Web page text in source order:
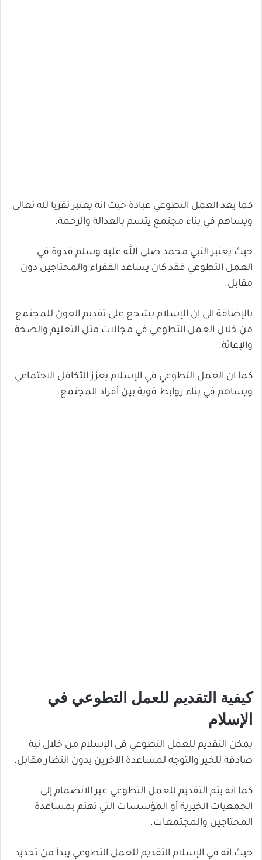
كما يعد العمل التطوعي عبادة حيث انه يعتبر تقربا لله تعالى
ويساهم في بناء مجتمع يتسم بالعدالة والرحمة.
حيث يعتبر النبي محمد صلى الله عليه وسلم قدوة في
العمل التطوعي فقد كان يساعد الفقراء والمحتاجين دون
مقابل.
بالإضافة الى ان الإسلام يشجع على تقديم العون للمجتمع
من خلال العمل التطوعي في مجالات مثل التعليم والصحة
والإغاثة.
كما ان العمل التطوعي في الإسلام يعزز التكافل الاجتماعي
ويساهم في بناء روابط قوية بين أفراد المجتمع.
كيفية التقديم للعمل التطوعي في
الإسلام
يمكن التقديم للعمل التطوعي في الإسلام من خلال نية
صادقة للخير والتوجه لمساعدة الآخرين بدون انتظار مقابل.
كما انه يتم التقديم للعمل التطوعي عبر الانضمام إلى
الجمعيات الخيرية أو المؤسسات التي تهتم بمساعدة
المحتاجين والمجتمعات.
حيث انه في الإسلام التقديم للعمل التطوعي يبدأ من تحديد